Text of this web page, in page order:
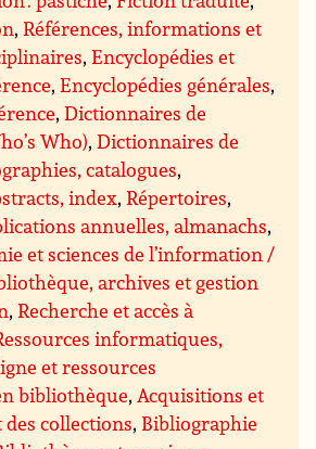
,Références, informations et
,Encyclopédies et
,Encyclopédies générales,
,Dictionnaires de
Who),Dictionnaires de
catalogues,
index,Répertoires,
annuelles, almanachs,
et sciences de l’information /
archives et gestion
,Recherche et accès à
informatiques,
et ressources
bibliothèque,Acquisitions et
collections, Bibliographie